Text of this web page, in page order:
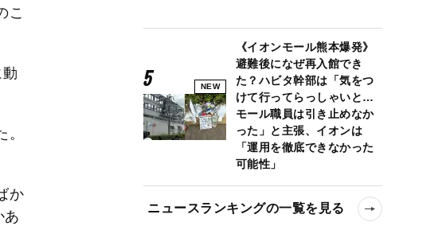
こ
か
あ
NEW
《イオンモール熊本爆発》
避難後になぜ再入館でき
た？ハビタ幹部は「気をつ
けて行ってらっしゃいと…
モール職員は引き止めなか
った」と主張、イオンは
「運用を徹底できなかった
可能性」
ニュースランキングの一覧を見る